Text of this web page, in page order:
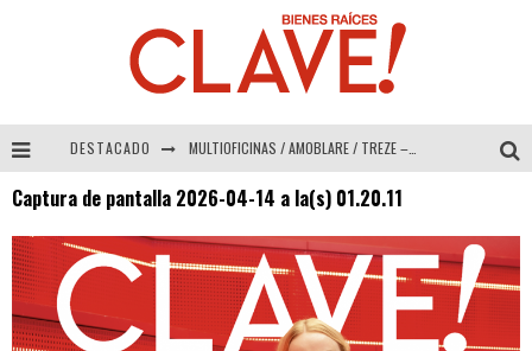
DESTACADO MULTIOFICINAS / AMOBLARE / TREZE – Especial Interiorismo & Decoración 2026
COLINEAL – Especial Interiorismo & Decoración 2026
Captura de pantalla 2026-04-14 a la(s) 01.20.11